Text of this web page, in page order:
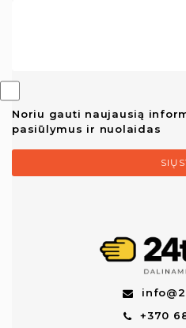
Noriu gauti naujausią
pasiūlymus ir nuolaidas
+370